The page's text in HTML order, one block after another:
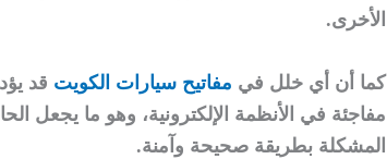
الأخرى.
كما أن أي خلل في مفاتيح سيارات الكويت قد
مفاجئة في الأنظمة الإلكترونية، وهو ما يجعل
المشكلة بطريقة صحيحة وآمنة.